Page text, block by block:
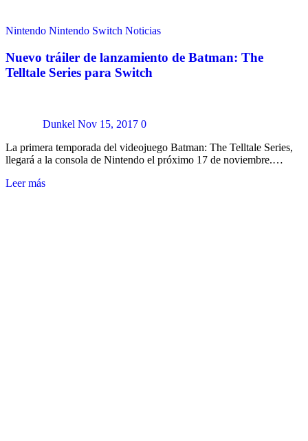
Nintendo Nintendo Switch Noticias
Nuevo tráiler de lanzamiento de Batman: The
Telltale Series para Switch
Dunkel Nov 15, 2017 0
La primera temporada del videojuego Batman: The Telltale Series,
llegará a la consola de Nintendo el próximo 17 de noviembre.…
Leer más